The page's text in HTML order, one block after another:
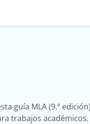
guía MLA (9.ª
trabajos académicos.